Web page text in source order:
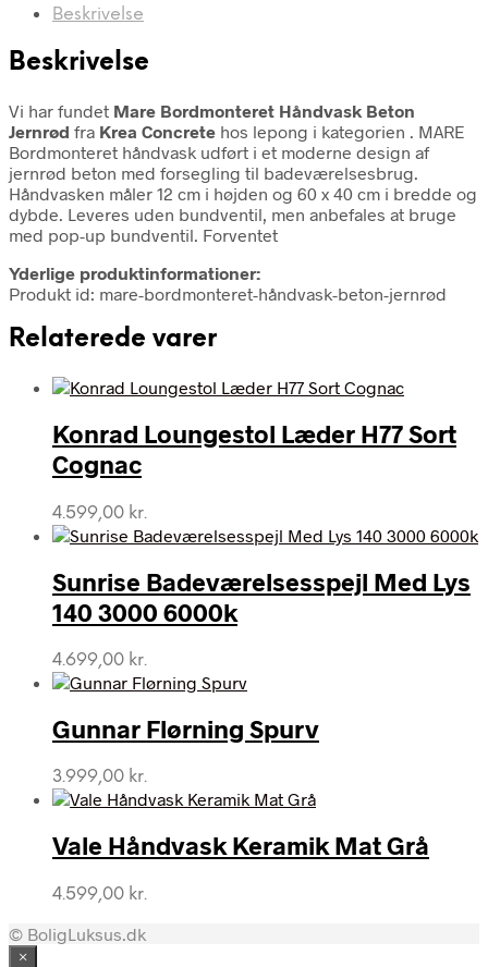
Beskrivelse
Beskrivelse
Vi har fundet Mare Bordmonteret Håndvask Beton
Jernrød fra Krea Concrete hos lepong i kategorien . MARE
Bordmonteret håndvask udført i et moderne design af
jernrød beton med forsegling til badeværelsesbrug.
Håndvasken måler 12 cm i højden og 60 x 40 cm i bredde og
dybde. Leveres uden bundventil, men anbefales at bruge
med pop-up bundventil. Forventet
Yderlige produktinformationer:
Produkt id: mare-bordmonteret-håndvask-beton-jernrød
Relaterede varer
Konrad Loungestol Læder H77 Sort
Cognac
4.599,00 kr.
Sunrise Badeværelsesspejl Med Lys
140 3000 6000k
4.699,00 kr.
Gunnar Flørning Spurv
3.999,00 kr.
Vale Håndvask Keramik Mat Grå
4.599,00 kr.
© BoligLuksus.dk
×